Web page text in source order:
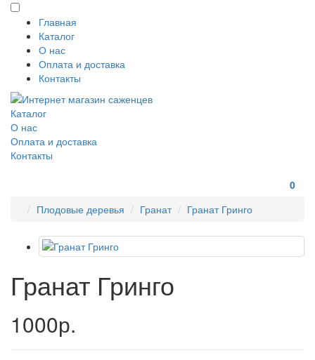
Главная
Каталог
О нас
Оплата и доставка
Контакты
Каталог
О нас
Оплата и доставка
Контакты
0
Плодовые деревья
Гранат Гранат Гринго
Гранат Гринго
1000р.